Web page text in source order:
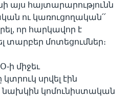
այս հայտարարությունն
ու կառուցողական՛՛
որ հարկավոր է
տարբեր մոտեցումներ։
ի միջեւ
սրվել էին
կոմունիստական